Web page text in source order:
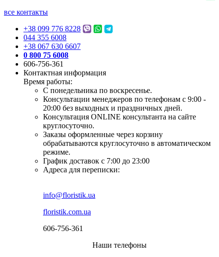
все контакты
+38 099 776 8228
044 355 6008
+38 067 630 6607
0 800 75 6008
606-756-361
Контактная информация
Время работы:
С понедельника по воскресенье.
Консультации менеджеров по телефонам с 9:00 -
20:00 без выходных и праздничных дней.
Консультация ONLINE консультанта на сайте
круглосуточно.
Заказы оформленные через корзину
обрабатываются круглосуточно в автоматическом
режиме.
График доставок с 7:00 до 23:00
Адреса для переписки:
info@floristik.ua
floristik.com.ua
606-756-361
Наши телефоны